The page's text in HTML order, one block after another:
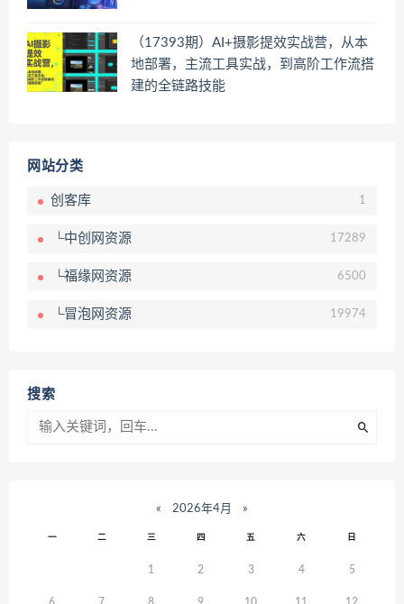
（17393期）AI+摄影提效实战营，从本
地部署，主流工具实战，到高阶工作流搭
建的全链路技能
网站分类
创客库 1
└中创网资源 17289
└福缘网资源 6500
└冒泡网资源 19974
搜索
« 2026年4月 »
一 二 三 四 五 六 日
1 2 3 4 5